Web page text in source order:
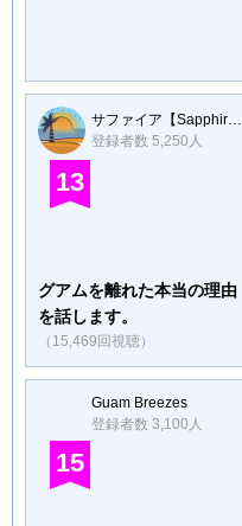
サファイア【Sapphire】
登録者数 5,250人
13
グアムを離れた本当の理由
を話します。
（15,469回視聴）
Guam Breezes
登録者数 3,100人
15